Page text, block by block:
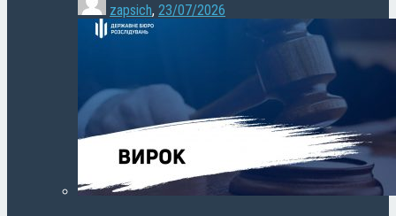
zapsich, 23/07/2026